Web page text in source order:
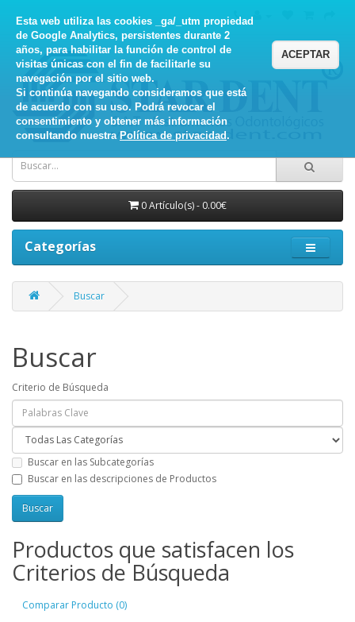
Esta web utiliza las cookies _ga/_utm propiedad
de Google Analytics, persistentes durante 2
años, para habilitar la función de control de
visitas únicas con el fin de facilitarle su
navegación por el sitio web.
Si continúa navegando consideramos que está
de acuerdo con su uso. Podrá revocar el
consentimiento y obtener más información
consultando nuestra Política de privacidad.
ACEPTAR
0 Artículo(s) - 0.00€
Categorías
Buscar
Buscar
Criterio de Búsqueda
Buscar en las Subcategorías
Buscar en las descripciones de Productos
Productos que satisfacen los
Criterios de Búsqueda
Comparar Producto (0)